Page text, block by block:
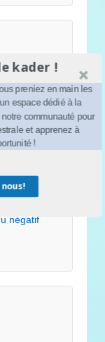
?
négatif
kader !
preniez en main les
espace dédié à la
communauté pour
et apprenez à
!